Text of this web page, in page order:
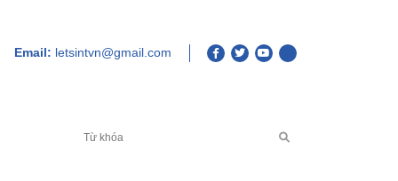
Email: letsintvn@gmail.com